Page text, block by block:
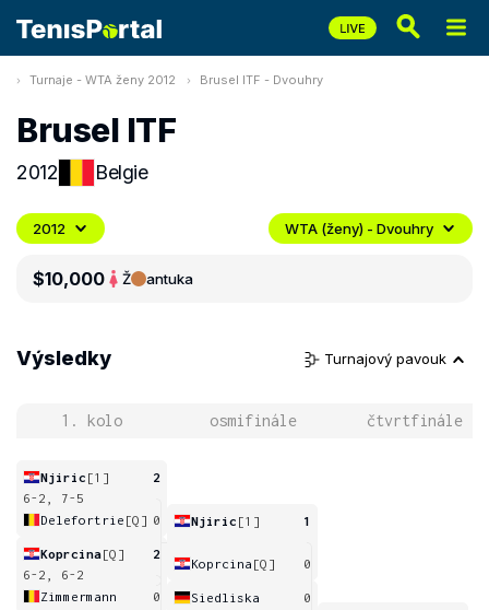
Turnaje - WTA ženy 2012 Brusel ITF - Dvouhry
Brusel ITF
2012 Belgie
2012 WTA (ženy) - Dvouhry
$10,000 Ž antuka
Výsledky Turnajový pavouk
1. kolo osmifinále čtvrtfinále
Njiric [1]
2
6-2, 7-5
Delefortrie [Q] 0
Koprcina[Q]
2
6-2, 6-2
Zimmermann
0
Njiric [1] 1
Koprcina [Q] 0
Siedliska
0